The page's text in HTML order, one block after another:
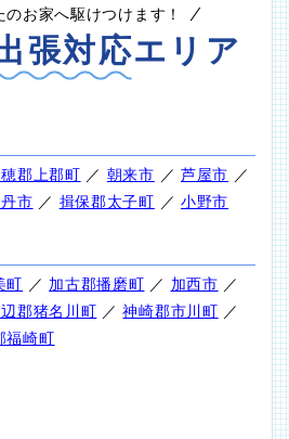
お家へ駆けつけます！
張対応エリア
郡上郡町 ／ 朝来市 ／ 芦屋市 ／
市 ／ 揖保郡太子町 ／ 小野市
町 ／ 加古郡播磨町 ／ 加西市 ／
辺郡猪名川町 ／神崎郡市川町 ／
福崎町